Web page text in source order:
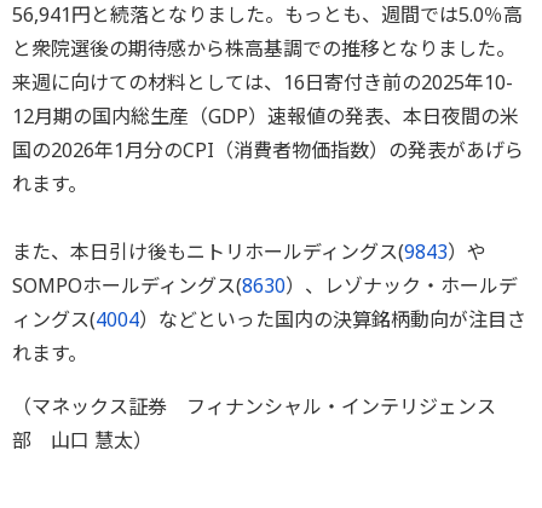
56,941円と続落となりました。もっとも、週間では5.0％高
と衆院選後の期待感から株高基調での推移となりました。
来週に向けての材料としては、16日寄付き前の2025年10-
12月期の国内総生産（GDP）速報値の発表、本日夜間の米
国の2026年1月分のCPI（消費者物価指数）の発表があげら
れます。
また、本日引け後もニトリホールディングス(9843）や
SOMPOホールディングス(8630）、レゾナック・ホールデ
ィングス(4004）などといった国内の決算銘柄動向が注目さ
れます。
（マネックス証券 フィナンシャル・インテリジェンス
部 山口 慧太）